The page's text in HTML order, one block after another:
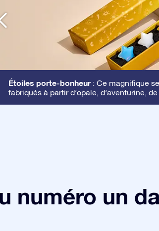
Étoiles porte-bonheur: Ce magnifique
fabriqués à partir d’opale, d’aventurine,
numéro un